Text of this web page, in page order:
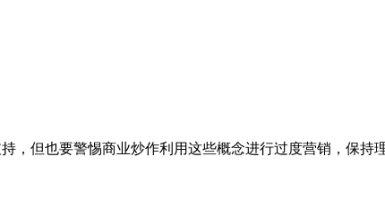
，但也要警惕商业炒作利用这些概念进行过度营销，保持